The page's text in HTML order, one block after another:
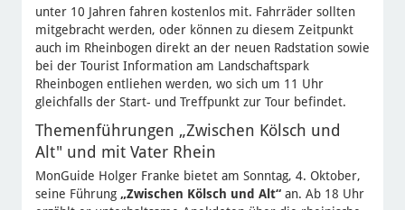
unter 10 Jahren fahren kostenlos mit. Fahrräder sollten
mitgebracht werden, oder können zu diesem Zeitpunkt
auch im Rheinbogen direkt an der neuen Radstation sowie
bei der Tourist Information am Landschaftspark
Rheinbogen entliehen werden, wo sich um 11 Uhr
gleichfalls der Start- und Treffpunkt zur Tour befindet.
Themenführungen „Zwischen Kölsch und
Alt" und mit Vater Rhein
MonGuide Holger Franke bietet am Sonntag, 4. Oktober,
seine Führung „Zwischen Kölsch und Alt“an. Ab 18 Uhr